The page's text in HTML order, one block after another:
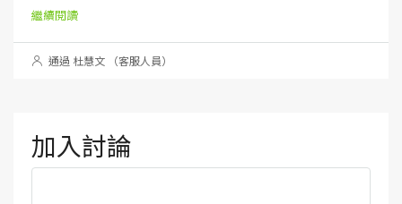
繼續閱讀
通過 杜慧文 （客服人員）
加入討論